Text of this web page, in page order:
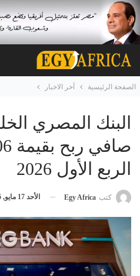
الصفحة الرئيسية آخر الاخبار
البنك المصري
الربع الأول 2026
كتب Egy Africa الأحد 17 مايو, 2026